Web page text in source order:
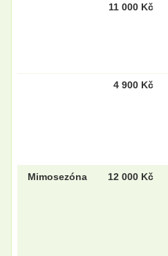
11 000 Kč
4 900 Kč
Mimosezóna 12 000 Kč